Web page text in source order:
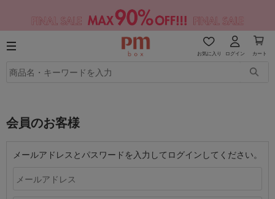
お気に入り ログイン カート
会員のお客様
メールアドレスとパスワードを入力してログインしてください。